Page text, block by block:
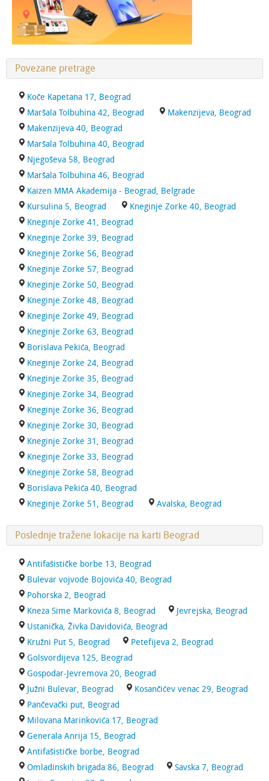
Povezane pretrage
Koče Kapetana 17, Beograd
Maršala Tolbuhina 42, Beograd
Makenzijeva, Beograd
Makenzijeva 40, Beograd
Maršala Tolbuhina 40, Beograd
Njegoševa 58, Beograd
Maršala Tolbuhina 46, Beograd
Kaizen MMA Akademija - Beograd, Belgrade
Kursulina 5, Beograd
Kneginje Zorke 40, Beograd
Kneginje Zorke 41, Beograd
Kneginje Zorke 39, Beograd
Kneginje Zorke 56, Beograd
Kneginje Zorke 57, Beograd
Kneginje Zorke 50, Beograd
Kneginje Zorke 48, Beograd
Kneginje Zorke 49, Beograd
Kneginje Zorke 63, Beograd
Borislava Pekića, Beograd
Kneginje Zorke 24, Beograd
Kneginje Zorke 35, Beograd
Kneginje Zorke 34, Beograd
Kneginje Zorke 36, Beograd
Kneginje Zorke 30, Beograd
Kneginje Zorke 31, Beograd
Kneginje Zorke 33, Beograd
Kneginje Zorke 58, Beograd
Borislava Pekića 40, Beograd
Kneginje Zorke 51, Beograd
Avalska, Beograd
Poslednje tražene lokacije na karti Beograd
Antifašističke borbe 13, Beograd
Bulevar vojvode Bojovića 40, Beograd
Pohorska 2, Beograd
Kneza Sime Markovića 8, Beograd
Jevrejska, Beograd
Ustanička, Živka Davidovića, Beograd
Kružni Put 5, Beograd
Petefijeva 2, Beograd
Golsvordijeva 125, Beograd
Gospodar-Jevremova 20, Beograd
Južni Bulevar, Beograd
Kosančićev venac 29, Beograd
Pančevački put, Beograd
Milovana Marinkovića 17, Beograd
Generala Anrija 15, Beograd
Antifašističke borbe, Beograd
Omladinskih brigada 86, Beograd
Savska 7, Beograd